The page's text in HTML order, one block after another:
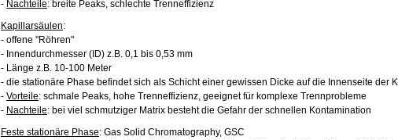
- Nachteile: breite Peaks, schlechte Trenneffizienz
Kapillarsäulen:
- offene "Röhren"
- Innendurchmesser (ID) z.B. 0,1 bis 0,53 mm
- Länge z.B. 10-100 Meter
- die stationäre Phase befindet sich als Schicht einer gewissen Dicke auf die Innenseite der
- Vorteile: schmale Peaks, hohe Trenneffizienz, geeignet für komplexe Trennprobleme
- Nachteile: bei viel schmutziger Matrix besteht die Gefahr der schnellen Kontamination
Feste stationäre Phase: Gas Solid Chromatography, GSC